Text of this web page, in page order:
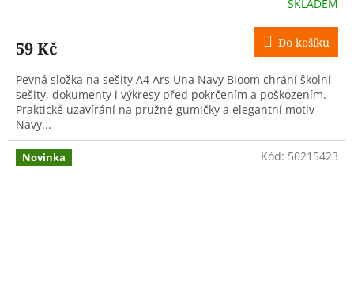
SKLADEM
59 Kč Do košíku
Pevná složka na sešity A4 Ars Una Navy Bloom chrání školní
sešity, dokumenty i výkresy před pokrčením a poškozením.
Praktické uzavírání na pružné gumičky a elegantní motiv
Navy...
Novinka Kód: 50215423